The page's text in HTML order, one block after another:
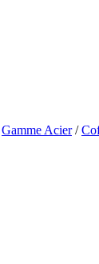
Gamme Acier/